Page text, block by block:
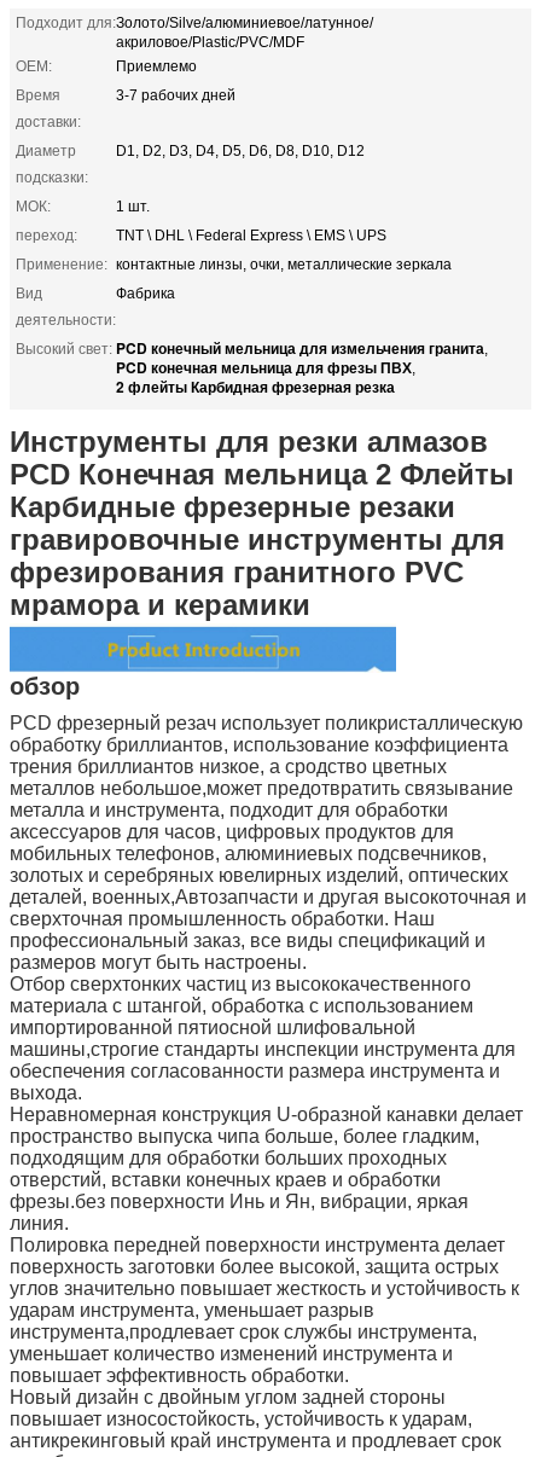
Подходит для:Золото/Silve/алюминиевое/латунное/
акриловое/Plastic/PVC/MDF
OEM:
Приемлемо
Время
доставки:
3-7 рабочих дней
Диаметр
подсказки:
D1, D2, D3, D4, D5, D6, D8, D10, D12
МОК:
1 шт.
переход:
TNT \ DHL \ Federal Express \ EMS \ UPS
Применение: контактные линзы, очки, металлические зеркала
Вид
деятельности:
Фабрика
Высокий свет: PCD конечный мельница для измельчения гранита,
PCD конечная мельница для фрезы ПВХ,
2 флейты Карбидная фрезерная резка
Инструменты для резки алмазов
PCD Конечная мельница 2 Флейты
Карбидные фрезерные резаки
гравировочные инструменты для
фрезирования гранитного PVC
мрамора и керамики
обзор
PCD фрезерный резач использует поликристаллическую
обработку бриллиантов, использование коэффициента
трения бриллиантов низкое, а сродство цветных
металлов небольшое,может предотвратить связывание
металла и инструмента, подходит для обработки
аксессуаров для часов, цифровых продуктов для
мобильных телефонов, алюминиевых подсвечников,
золотых и серебряных ювелирных изделий, оптических
деталей, военных,Автозапчасти и другая высокоточная и
сверхточная промышленность обработки. Наш
профессиональный заказ, все виды спецификаций и
размеров могут быть настроены.
Отбор сверхтонких частиц из высококачественного
материала с штангой, обработка с использованием
импортированной пятиосной шлифовальной
машины,строгие стандарты инспекции инструмента для
обеспечения согласованности размера инструмента и
выхода.
Неравномерная конструкция U-образной канавки делает
пространство выпуска чипа больше, более гладким,
подходящим для обработки больших проходных
отверстий, вставки конечных краев и обработки
фрезы.без поверхности Инь и Ян, вибрации, яркая
линия.
Полировка передней поверхности инструмента делает
поверхность заготовки более высокой, защита острых
углов значительно повышает жесткость и устойчивость к
ударам инструмента, уменьшает разрыв
инструмента,продлевает срок службы инструмента,
уменьшает количество изменений инструмента и
повышает эффективность обработки.
Новый дизайн с двойным углом задней стороны
повышает износостойкость, устойчивость к ударам,
антикрекинговый край инструмента и продлевает срок